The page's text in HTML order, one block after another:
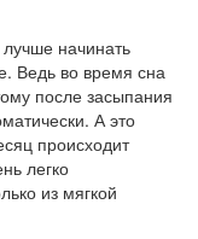
начинать
Ведь во время сна
после засыпания
А это
происходит
легко
из мягкой